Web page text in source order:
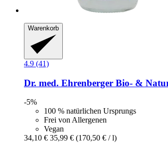
Warenkorb
4.9 (41)
Dr. med. Ehrenberger Bio- &
-5%
100 % natürlichen Ursprungs
Frei von Allergenen
Vegan
34,10 € 35,99 € (170,50 € / l)